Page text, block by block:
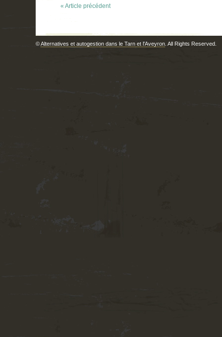
« Article précédent
©Alternatives et autogestion dans le Tarn et l'Aveyron . All Rights Reserved.